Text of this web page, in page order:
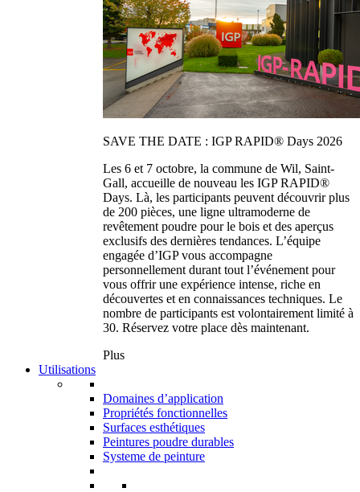
SAVE THE DATE : IGP RAPID® Days 2026
Les 6 et 7 octobre, la commune de Wil, Saint-
Gall, accueille de nouveau les IGP RAPID®
Days. Là, les participants peuvent découvrir plus
de 200 pièces, une ligne ultramoderne de
revêtement poudre pour le bois et des aperçus
exclusifs des dernières tendances. L’équipe
engagée d’IGP vous accompagne
personnellement durant tout l’événement pour
vous offrir une expérience intense, riche en
découvertes et en connaissances techniques. Le
nombre de participants est volontairement limité à
30. Réservez votre place dès maintenant.
Plus
Utilisations
Domaines d’application
Propriétés fonctionnelles
Surfaces esthétiques
Peintures poudre durables
Systeme de peinture